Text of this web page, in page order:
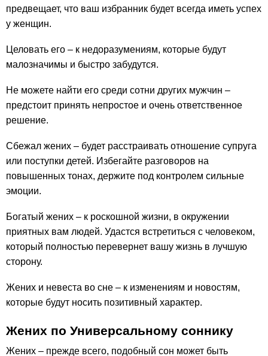
предвещает, что ваш избранник будет всегда иметь успех
у женщин.
Целовать его – к недоразумениям, которые будут
малозначимы и быстро забудутся.
Не можете найти его среди сотни других мужчин –
предстоит принять непростое и очень ответственное
решение.
Сбежал жених – будет расстраивать отношение супруга
или поступки детей. Избегайте разговоров на
повышенных тонах, держите под контролем сильные
эмоции.
Богатый жених – к роскошной жизни, в окружении
приятных вам людей. Удастся встретиться с человеком,
который полностью перевернет вашу жизнь в лучшую
сторону.
Жених и невеста во сне – к изменениям и новостям,
которые будут носить позитивный характер.
Жених по Универсальному соннику
Жених – прежде всего, подобный сон может быть